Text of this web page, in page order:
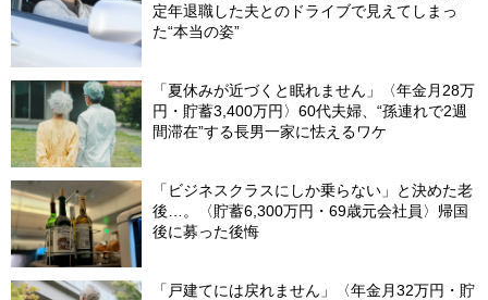
定年退職した夫とのドライブで見えてしまっ
た“本当の姿”
「夏休みが近づくと眠れません」〈年金月28万
円・貯蓄3,400万円〉60代夫婦、“孫連れで2週
間滞在”する長男一家に怯えるワケ
「ビジネスクラスにしか乗らない」と決めた老
後…。〈貯蓄6,300万円・69歳元会社員〉帰国
後に募った後悔
「戸建てには戻れません」〈年金月32万円・貯